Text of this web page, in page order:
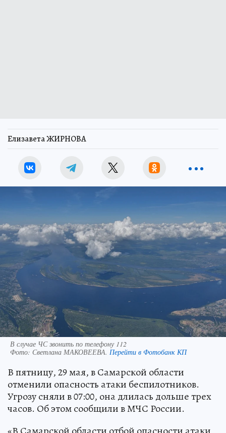
Елизавета ЖИРНОВА
В случае ЧС звонить по телефону 112
Фото: Светлана МАКОВЕЕВА. Перейти в Фотобанк КП
В пятницу, 29 мая, в Самарской области
отменили опасность атаки беспилотников.
Угрозу сняли в 07:00, она длилась дольше трех
часов. Об этом сообщили в МЧС России.